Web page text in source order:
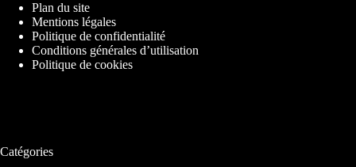
Plan du site
Mentions légales
Politique de confidentialité
Conditions générales d’utilisation
Politique de cookies
Catégories